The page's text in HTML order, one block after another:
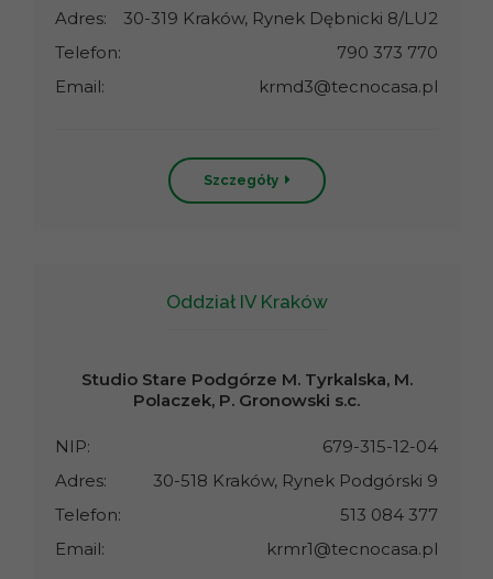
Adres:
30-319 Kraków, Rynek Dębnicki 8/LU2
Telefon:
790 373 770
Email:
krmd3@tecnocasa.pl
Szczegóły
Oddział IV Kraków
Studio Stare Podgórze M. Tyrkalska, M.
Polaczek, P. Gronowski s.c.
NIP:
679-315-12-04
Adres:
30-518 Kraków, Rynek Podgórski 9
Telefon:
513 084 377
Email:
krmr1@tecnocasa.pl